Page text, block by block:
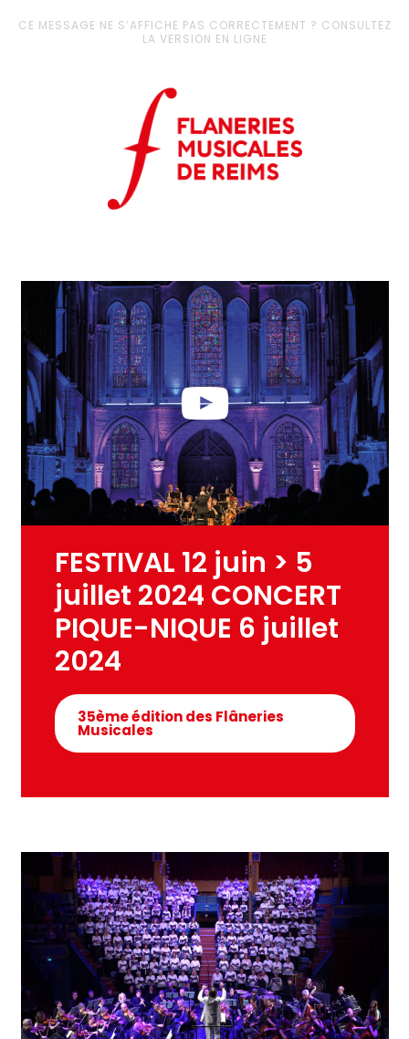
CE MESSAGE NE S’AFFICHE PAS CORRECTEMENT ? CONSULTEZ
LA VERSION EN LIGNE
FESTIVAL 12 juin > 5
juillet 2024 CONCERT
PIQUE-NIQUE 6 juillet
2024
35ème édition des Flâneries
Musicales